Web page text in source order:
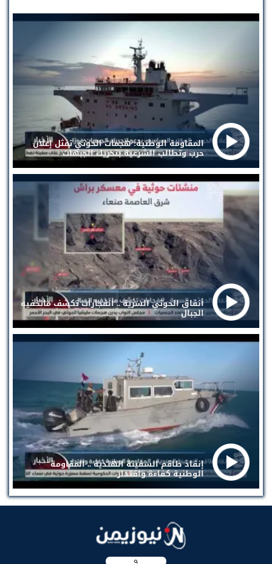
المقاومة الوطنية: هجمات الحوثي تمثل إعلان
حرب وتطالب الشرعية بتحريك الجبهات
أنفاق الحوثي السرية .. انفجارات تكشف ماتخفيه
الجبال
إنقاذ طاقم السفينة الهندية .. المقاومة
الوطنية كفاءة واقتدار